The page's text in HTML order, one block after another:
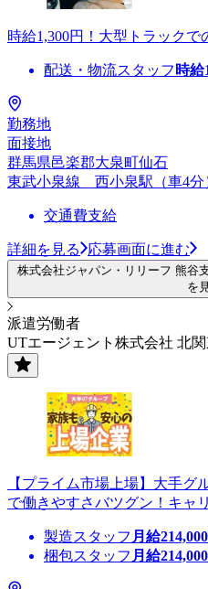
時給1,300円！大型トラックで
配送・物流スタッフ 時給
勤務地
面接地
群馬県邑楽郡大泉町仙石
東武小泉線 西小泉駅（車4分
交通費支給
詳細を見る 応募画面に進む
株式会社ジャパン・リリーフ 熊谷
を
派遣労働者
UTエージェント株式会社 北
【プライム市場上場】大手
で働きやすさバツグン！キャ
製造スタッフ 月給214,000
梱包スタッフ 月給214,000